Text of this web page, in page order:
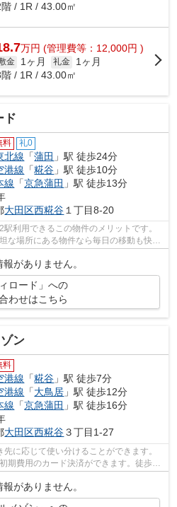
/ 1R / 43.00㎡
万円 (管理費等：12,000円 )
金 1ヶ月 礼金
1ヶ月
/ 1R / 43.00㎡
ド
料 礼0
北線 「蒲田 」駅 徒歩24分
港線 「糀谷 」駅 徒歩10分
線 「京急蒲田 」駅 徒歩13分
大田区西糀谷 １丁目8-20
利用できるこの物件のメリットです。
な場所にある物件なら毎日の移動も快適
がありません。
ィロード」への
わせはこちら
ン
料
港線 「糀谷 」駅 徒歩7分
港線 「大鳥居 」駅 徒歩12分
線 「京急蒲田 」駅 徒歩16分
大田区西糀谷３丁目1-27
に応じて使い分けることができます。
期費用のカード決済ができます。徒歩7
がありません。